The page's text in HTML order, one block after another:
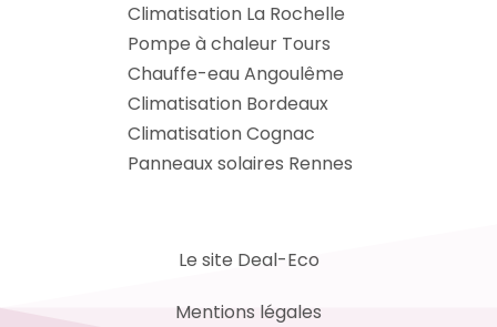
Climatisation La Rochelle
Pompe à chaleur Tours
Chauffe-eau Angoulême
Climatisation Bordeaux
Climatisation Cognac
Panneaux solaires Rennes
Le site Deal-Eco
Mentions légales